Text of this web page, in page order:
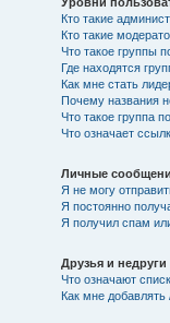
Кто такие
Кто такие
Что такое группы
Где находятся
Как мне стать
Почему названия
Что такое группа
Что означает
Личные
Я не могу
Я постоянно
Я получил спам
Друзья и недруги
Что означают
Как мне добавлять